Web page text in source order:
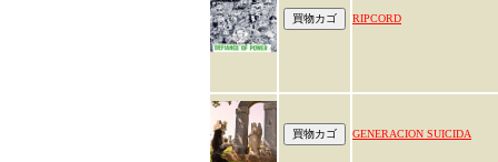
RIPCORD
GENERACION SUICIDA